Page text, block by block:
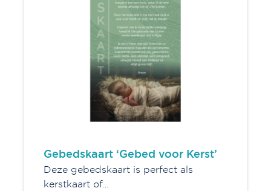
Gebedskaart ‘Gebed voor Kerst’
Deze gebedskaart is perfect als
kerstkaart of…